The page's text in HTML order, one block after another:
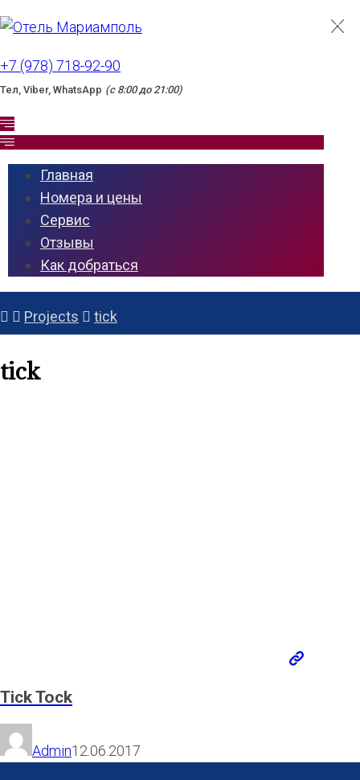
+7 (978) 718-92-90
Тел, Viber, WhatsApp (c 8:00 до 21:00)
Главная
Номера и цены
Сервис
Отзывы
Как добраться
Projects tick
tick
Tick Tock
Admin12.06.2017